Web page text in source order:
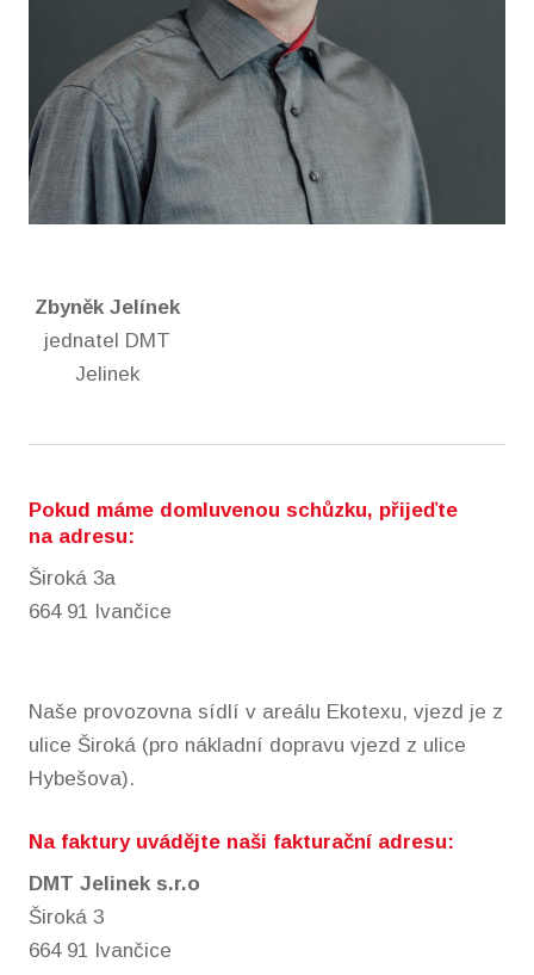
Zbyněk Jelínek
jednatel DMT
Jelinek
Pokud máme domluvenou schůzku, přijeďte
na adresu:
Široká 3a
664 91 Ivančice
Naše provozovna sídlí v areálu Ekotexu, vjezd je z
ulice Široká (pro nákladní dopravu vjezd z ulice
Hybešova).
Na faktury uvádějte naši fakturační adresu:
DMT Jelinek s.r.o
Široká 3
664 91 Ivančice